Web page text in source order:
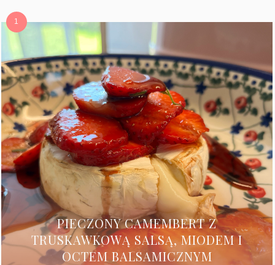
PIECZONY CAMEMBERT Z
TRUSKAWKOWĄ SALSĄ, MIODEM I
OCTEM BALSAMICZNYM